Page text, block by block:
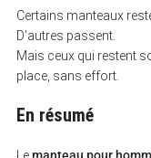
Certains manteaux
D’autres passent.
Mais ceux qui restent
place, sans effort.
En résumé